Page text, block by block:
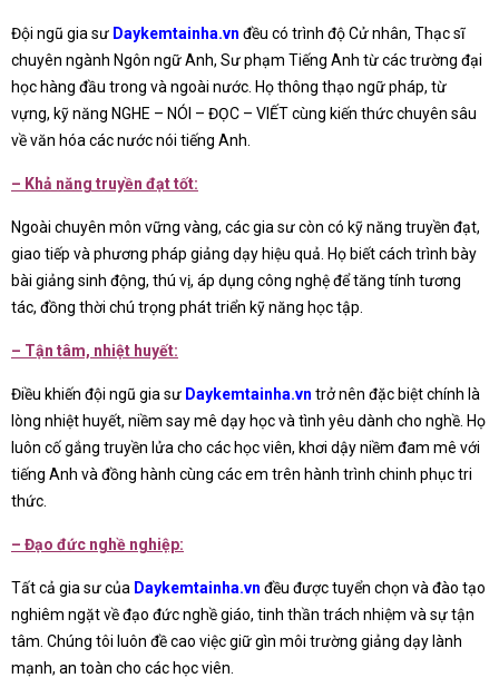
Đội ngũ gia sư Daykemtainha.vn đều có trình độ Cử nhân, Thạc sĩ
chuyên ngành Ngôn ngữ Anh, Sư phạm Tiếng Anh từ các trường đại
học hàng đầu trong và ngoài nước. Họ thông thạo ngữ pháp, từ
vựng, kỹ năng NGHE – NÓI – ĐỌC – VIẾT cùng kiến thức chuyên sâu
về văn hóa các nước nói tiếng Anh.
– Khả năng truyền đạt tốt:
Ngoài chuyên môn vững vàng, các gia sư còn có kỹ năng truyền đạt,
giao tiếp và phương pháp giảng dạy hiệu quả. Họ biết cách trình bày
bài giảng sinh động, thú vị, áp dụng công nghệ để tăng tính tương
tác, đồng thời chú trọng phát triển kỹ năng học tập.
– Tận tâm, nhiệt huyết:
Điều khiến đội ngũ gia sư Daykemtainha.vn trở nên đặc biệt chính là
lòng nhiệt huyết, niềm say mê dạy học và tình yêu dành cho nghề. Họ
luôn cố gắng truyền lửa cho các học viên, khơi dậy niềm đam mê với
tiếng Anh và đồng hành cùng các em trên hành trình chinh phục tri
thức.
– Đạo đức nghề nghiệp:
Tất cả gia sư của Daykemtainha.vn đều được tuyển chọn và đào tạo
nghiêm ngặt về đạo đức nghề giáo, tinh thần trách nhiệm và sự tận
tâm. Chúng tôi luôn đề cao việc giữ gìn môi trường giảng dạy lành
mạnh, an toàn cho các học viên.